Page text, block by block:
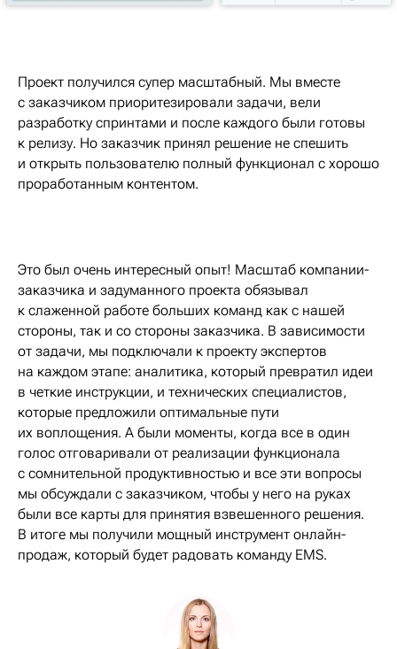
Проект получился супер масштабный. Мы вместе
с заказчиком приоритезировали задачи, вели
разработку спринтами и после каждого были готовы
к релизу. Но заказчик принял решение не спешить
и открыть пользователю полный функционал с хорошо
проработанным контентом.
Это был очень интересный опыт! Масштаб компании-
заказчика и задуманного проекта обязывал
к слаженной работе больших команд как с нашей
стороны, так и со стороны заказчика. В зависимости
от задачи, мы подключали к проекту экспертов
на каждом этапе: аналитика, который превратил идеи
в четкие инструкции, и технических специалистов,
которые предложили оптимальные пути
их воплощения. А были моменты, когда все в один
голос отговаривали от реализации функционала
с сомнительной продуктивностью и все эти вопросы
мы обсуждали с заказчиком, чтобы у него на руках
были все карты для принятия взвешенного решения.
В итоге мы получили мощный инструмент онлайн-
продаж, который будет радовать команду EMS.